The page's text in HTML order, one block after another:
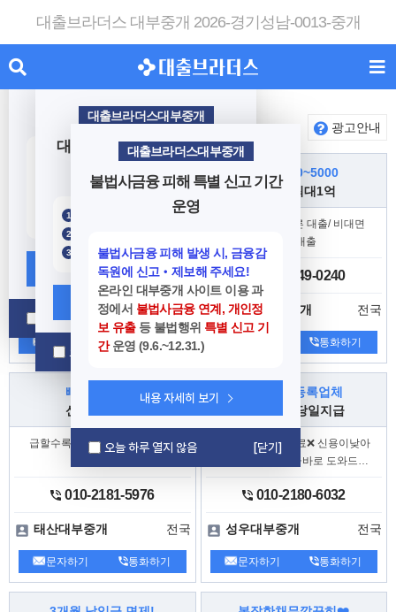
대출브라더스 대부중개 2026-경기성남-0013-중개
대출브라더스대부중개
대출거래 시 주의사항
대출 상담 시 본인이 대출한 업체를 잊지않기 위해 정확히 해당업체 상호명, 연락처 등 꼭 메모・저장 하시기 바랍니다.
대출을 목적으로 첫거래 고금리 대출(급전)을 강요하고 기타 수수료를 입금 후 월변등으로 한도를 높여주는 조건은 사기행위입니다.
대출브라더스 담당자를 사칭하여 대출상담 및 대출을 권유하는 경우 절대 거래 응하지 마시기 바랍니다.
(대출브라더스는 직접적인 대출 및 알선/중개를 하지 않습니다.)
내용 자세히 보기
오늘 하루 열지 않음 [닫기]
대출브라더스대부중개
대부 업체 이용시 10가지 유의
사항
정책서민금융상품 이용이 가능한지 먼저 확인합니다 (서민금융진흥원 ✆
등록대부 업체에 대출 문의 후 ‘등록 대부 업체 통합조회’에
내용 자세히 보기
오늘 하루 열지 않음
대출브라더스대부중개
불법사금융 피해 특별 신고 기간
운영
불법사금융 피해 발생 시, 금융감
독원에 신고‧제보해 주세요!
온라인 대부중개 사이트 이용 과
정에서 불법사금융 연계, 개인정
보 유출등 불법행위 특별 신고 기
간운영 (9.6.~12.31.)
○불법사금융 피해 발생 경로
온라인 대부중개 사이트에서 광고 중인
해당 업체 연락처가 아닌
로
어 고금리(20% 초과) 및불법 추심등
의불법사금융 피해
가 발생하는 경우
○신고 대상
온라인 대부중개 사이트 이용 과정에서
불법사금융업체로 연결되거나,개인
내용 자세히 보기
오늘 하루 열지 않음 [닫기]
프리미어, 스페셜대출업체 광고안내
전국 비대면대출
24시간 빠른 당일대출
친절한 여성상담사 전국 비대면
010-2108-3860
하데스대부중개 전국
통화하기
누구나 10~5000
사업자 최대1억
24시간 쉽고 빠른 대출/ 비대면
당일 대출
010-7249-0240
나이스대부중개 전국
통화하기
빠른승인가능
신속대출진행
급할수록 빠르고 안전하게 상담
010-2181-5976
태산대부중개 전국
문자하기 통화하기
협회정식등록업체
최대한도 당일지급
조회❌기록❌수수료❌ 신용이낮아
도 상담가능❗ 지금바로 도와드리
겠습니다
010-2180-6032
성우대부중개 전국
문자하기 통화하기